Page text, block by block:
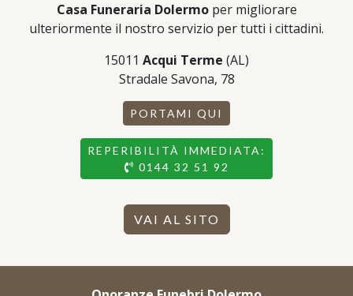
Casa Funeraria Dolermoper migliorare
ulteriormente il nostro servizio per tutti i cittadini.
15011 Acqui Terme (AL)
Stradale Savona, 78
PORTAMI QUI
REPERIBILITÀ IMMEDIATA:
0144 32 51 92
VAI AL SITO